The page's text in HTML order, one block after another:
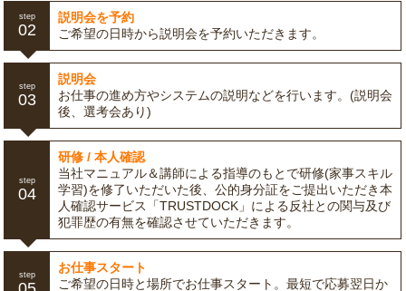
step
02
説明会を予約
ご希望の日時から説明会を予約いただきます。
step
03
説明会
お仕事の進め方やシステムの説明などを行います。(説明会
後、選考会あり)
step
04
研修 / 本人確認
当社マニュアル＆講師による指導のもとで研修(家事スキル
学習)を修了いただいた後、公的身分証をご提出いただき本
人確認サービス「TRUSTDOCK」による反社との関与及び
犯罪歴の有無を確認させていただきます。
step
お仕事スタート
ご希望の日時と場所でお仕事スタート。最短で応募翌日か